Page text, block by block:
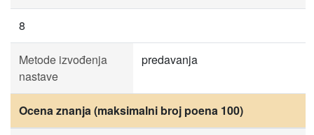
8
Metode izvođenja
nastave
predavanja
Ocena znanja (maksimalni broj poena 100)